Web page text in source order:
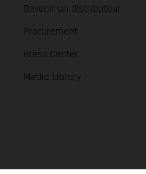
Devenir un distributeur
Procurement
Press Center
Media Library